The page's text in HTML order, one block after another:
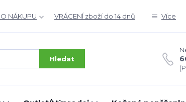
O NÁKUPU VRÁCENÍ zboží do 14 dnů Více
Hledat